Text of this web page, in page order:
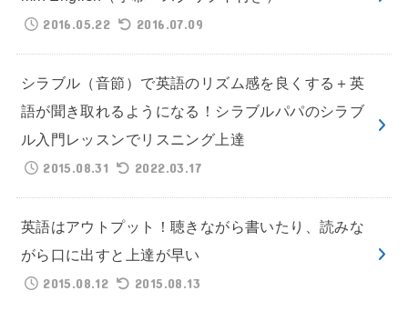
2016.05.22
2016.07.09
シラブル（音節）で英語のリズム感を良くする＋英
語が聞き取れるようになる！シラブルパパのシラブ
ル入門レッスンでリスニング上達
2015.08.31
2022.03.17
英語はアウトプット！聴きながら書いたり、読みな
がら口に出すと上達が早い
2015.08.12
2015.08.13